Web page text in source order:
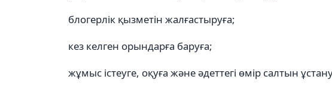
блогерлік қызметін жалғастыруға;
кез келген орындарға баруға;
жұмыс істеуге, оқуға және әдеттегі өмір салтын